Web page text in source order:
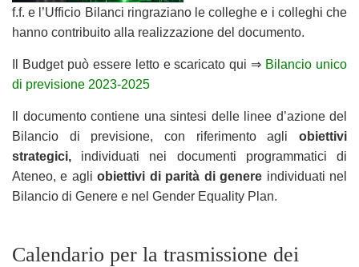
f.f. e l’Ufficio Bilanci ringraziano le colleghe e i colleghi che
hanno contribuito alla realizzazione del documento.
Il Budget può essere letto e scaricato qui ⇒ Bilancio unico
di previsione 2023-2025
Il documento contiene una sintesi delle linee d’azione del
Bilancio di previsione, con riferimento agli obiettivi
strategici, individuati nei documenti programmatici di
Ateneo, e agliobiettivi di parità di genere individuati nel
Bilancio di Genere e nel Gender Equality Plan.
Calendario per la trasmissione dei